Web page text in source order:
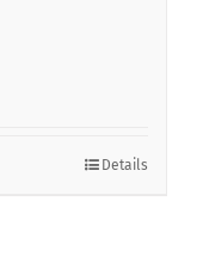
Details